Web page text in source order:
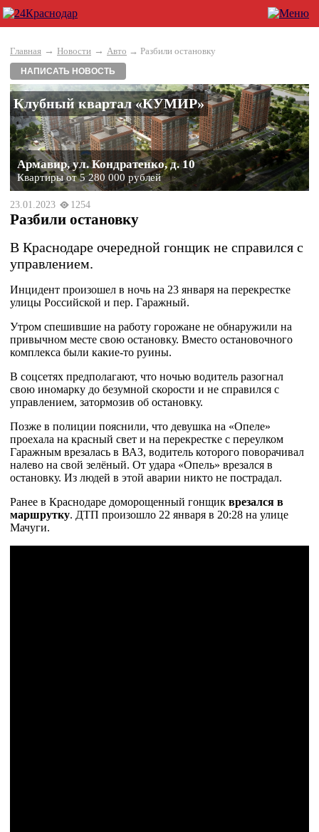
Главная → Новости → Авто → Разбили остановку
НАПИСАТЬ НОВОСТЬ
Клубный квартал «КУМИР»
Армавир, ул. Кондратенко, д. 10
Квартиры от 5 280 000 рублей
23.01.2023 1254
Разбили остановку
В Краснодаре очередной гонщик не справился с
управлением.
Инцидент произошел в ночь на 23 января на перекрестке
улицы Российской и пер. Гаражный.
Утром спешившие на работу горожане не обнаружили на
привычном месте свою остановку. Вместо остановочного
комплекса были какие-то руины.
В соцсетях предполагают, что ночью водитель разогнал
свою иномарку до безумной скорости и не справился с
управлением, затормозив об остановку.
Позже в полиции пояснили, что девушка на «Опеле»
проехала на красный свет и на перекрестке с переулком
Гаражным врезалась в ВАЗ, водитель которого поворачивал
налево на свой зелёный. От удара «Опель» врезался в
остановку. Из людей в этой аварии никто не пострадал.
Ранее в Краснодаре доморощенный гонщик врезался в
маршрутку. ДТП произошло 22 января в 20:28 на улице
Мачуги.